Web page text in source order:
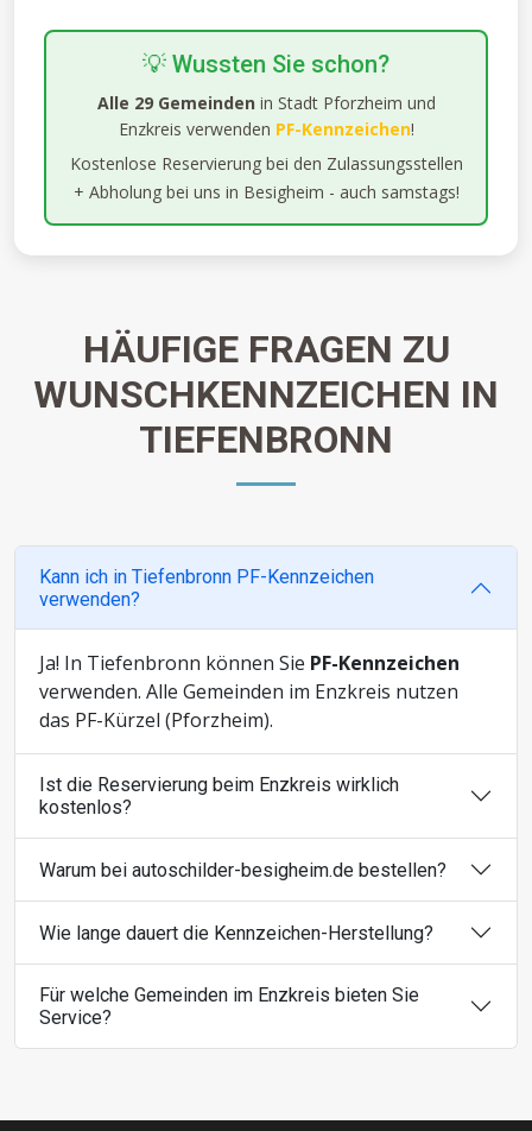
💡 Wussten Sie schon?
Alle 29 Gemeinden in Stadt Pforzheim und
Enzkreis verwenden PF-Kennzeichen!
Kostenlose Reservierung bei den Zulassungsstellen
+ Abholung bei uns in Besigheim - auch samstags!
HÄUFIGE FRAGEN ZU
WUNSCHKENNZEICHEN IN
TIEFENBRONN
Kann ich in Tiefenbronn PF-Kennzeichen
verwenden?
Ja! In Tiefenbronn können Sie PF-Kennzeichen
verwenden. Alle Gemeinden im Enzkreis nutzen
das PF-Kürzel (Pforzheim).
Ist die Reservierung beim Enzkreis wirklich
kostenlos?
Warum bei autoschilder-besigheim.de bestellen?
Wie lange dauert die Kennzeichen-Herstellung?
Für welche Gemeinden im Enzkreis bieten Sie
Service?